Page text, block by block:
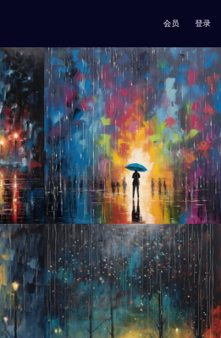
会员 登录